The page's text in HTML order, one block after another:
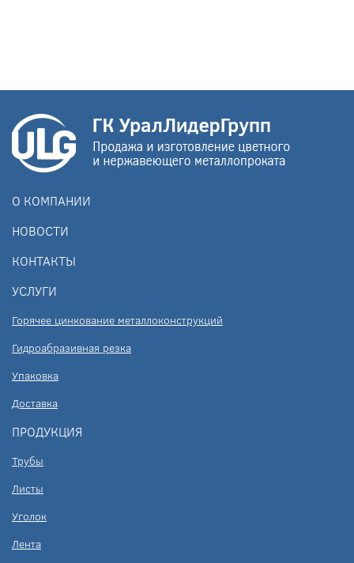
О КОМПАНИИ
НОВОСТИ
КОНТАКТЫ
УСЛУГИ
Горячее цинкование металлоконструкций
Гидроабразивная резка
Упаковка
Доставка
ПРОДУКЦИЯ
Трубы
Листы
Уголок
Лента